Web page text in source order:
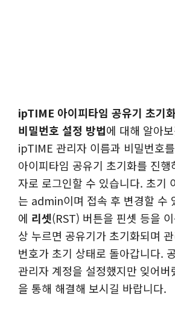
ipTIME 아이피타임 공유기 초기
비밀번호 설정 방법에 대해 알아
ipTIME 관리자 이름과 비밀번호
아이피타임 공유기 초기화를 진행
자로 로그인할 수 있습니다. 초기
는 admin이며 접속 후 변경할 수
에 리셋(RST) 버튼을 핀셋 등을
상 누르면 공유기가 초기화되며
번호가 초기 상태로 돌아갑니다.
관리자 계정을 설정했지만 잊어버
을 통해 해결해 보시길 바랍니다.